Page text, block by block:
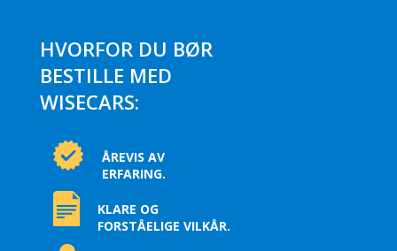
HVORFOR DU BØR
BESTILLE MED
WISECARS:
ÅREVIS AV
ERFARING.
KLARE OG
FORSTÅELIGE VILKÅR.